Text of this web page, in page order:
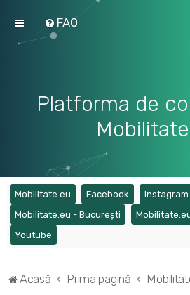
FAQ
Platforma de
Mobilitate.eu (Opens a new tab)
Facebook (Opens a
Instagram
Mobilitate.eu - București (Opens a new
Youtube
Acasă Prima pagină